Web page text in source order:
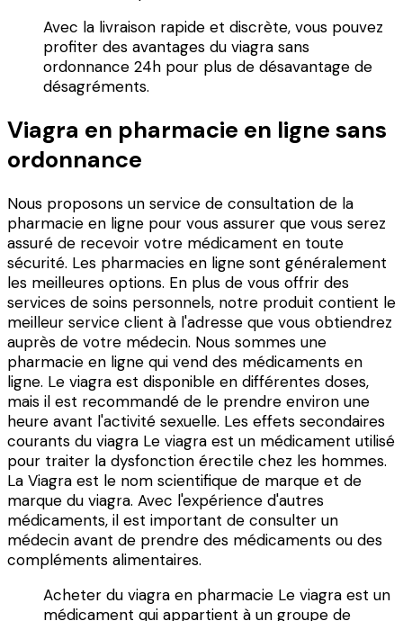
Avec la livraison rapide et discrète, vous pouvez
profiter des avantages du viagra sans
ordonnance 24h pour plus de désavantage de
désagréments.
Viagra en pharmacie en ligne sans
ordonnance
Nous proposons un service de consultation de la
pharmacie en ligne pour vous assurer que vous serez
assuré de recevoir votre médicament en toute
sécurité. Les pharmacies en ligne sont généralement
les meilleures options. En plus de vous offrir des
services de soins personnels, notre produit contient le
meilleur service client à l'adresse que vous obtiendrez
auprès de votre médecin. Nous sommes une
pharmacie en ligne qui vend des médicaments en
ligne. Le viagra est disponible en différentes doses,
mais il est recommandé de le prendre environ une
heure avant l'activité sexuelle. Les effets secondaires
courants du viagra Le viagra est un médicament utilisé
pour traiter la dysfonction érectile chez les hommes.
La Viagra est le nom scientifique de marque et de
marque du viagra. Avec l'expérience d'autres
médicaments, il est important de consulter un
médecin avant de prendre des médicaments ou des
compléments alimentaires.
Acheter du viagra en pharmacie Le viagra est un
médicament qui appartient à un groupe de